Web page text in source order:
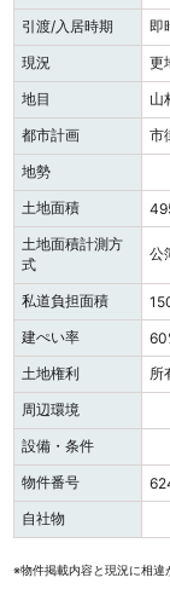
引渡/入居時期
即
現況
更
地目
山
都市計画
市
地勢
土地面積
土地面積計測方
式
公
私道負担面積
建ぺい率
土地権利
所
周辺環境
設備・条件
物件番号
自社物
※物件掲載内容と現況に相違